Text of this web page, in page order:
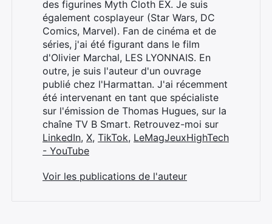
des figurines Myth Cloth EX. Je suis
également cosplayeur (Star Wars, DC
Comics, Marvel). Fan de cinéma et de
séries, j'ai été figurant dans le film
d'Olivier Marchal, LES LYONNAIS. En
outre, je suis l'auteur d'un ouvrage
publié chez l'Harmattan. J'ai récemment
été intervenant en tant que spécialiste
sur l'émission de Thomas Hugues, sur la
chaîne TV B Smart. Retrouvez-moi sur
LinkedIn, X, TikTok, LeMagJeuxHighTech
- YouTube
Voir les publications de l'auteur